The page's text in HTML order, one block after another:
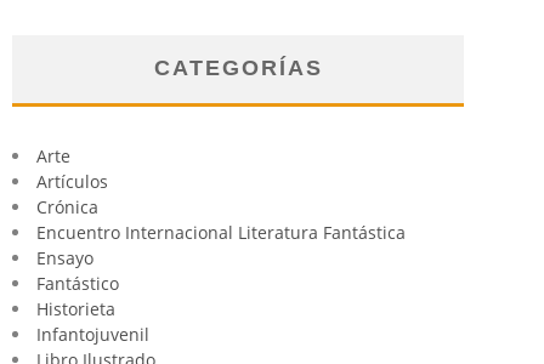
CATEGORÍAS
Arte
Artículos
Crónica
Encuentro Internacional Literatura Fantástica
Ensayo
Fantástico
Historieta
Infantojuvenil